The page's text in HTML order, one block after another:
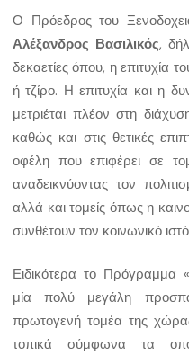
Ο Πρόεδρος του
Αλέξανδρος Βασιλικός,
δεκαετίες όπου, η επιτυχία
ή τζίρο. Η επιτυχία και η
μετριέται πλέον στη
καθώς και στις θετικές
οφέλη που επιφέρει σε
αναδεικνύοντας τον
αλλά και τομείς όπως η
συνθέτουν τον κοινωνικό
Ειδικότερα το Πρόγραμμα
μία πολύ μεγάλη
πρωτογενή τομέα της
τοπικά σύμφωνα τα